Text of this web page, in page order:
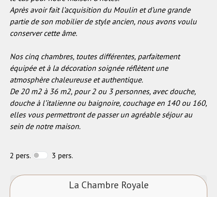
Après avoir fait l’acquisition du Moulin et d’une grande
partie de son mobilier de style ancien, nous avons voulu
conserver cette âme.
Nos cinq chambres, toutes différentes, parfaitement
équipée et à la décoration soignée réflètent une
atmosphère chaleureuse et authentique.
De 20 m2 à 36 m2, pour 2 ou 3 personnes, avec douche,
douche à l’italienne ou baignoire, couchage en 140 ou 160,
elles vous permettront de passer un agréable séjour au
sein de notre maison.
2 pers. 3 pers.
La Chambre Royale